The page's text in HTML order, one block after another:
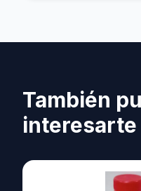
También
interesarte